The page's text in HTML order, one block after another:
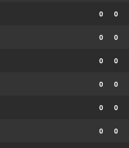
0 0
0 0
0 0
0 0
0 0
0 0